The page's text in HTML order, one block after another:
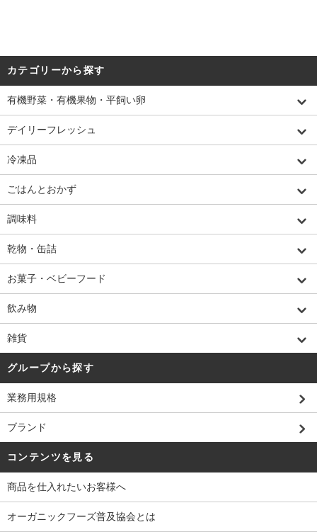
カテゴリーから探す
有機野菜・有機果物・平飼い卵
デイリーフレッシュ
冷凍品
ごはんとおかず
調味料
乾物・缶詰
お菓子・ベビーフード
飲み物
雑貨
グループから探す
業務用規格
ブランド
コンテンツを見る
商品を仕入れたいお客様へ
オーガニックフーズ普及協会とは